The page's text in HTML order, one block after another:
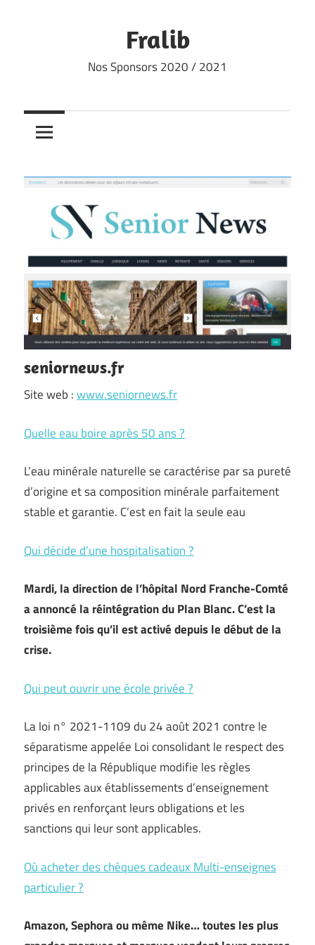
Fralib
Nos Sponsors 2020 / 2021
seniornews.fr
Site web :www.seniornews.fr
Quelle eau boire après 50 ans ?
L’eau minérale naturelle se caractérise par sa pureté
d’origine et sa composition minérale parfaitement
stable et garantie. C’est en fait la seule eau
Qui décide d’une hospitalisation ?
Mardi, la direction de l’hôpital Nord Franche-Comté
a annoncé la réintégration du Plan Blanc. C’est la
troisième fois qu’il est activé depuis le début de la
crise.
Qui peut ouvrir une école privée ?
La loi n° 2021-1109 du 24 août 2021 contre le
séparatisme appelée Loi consolidant le respect des
principes de la République modifie les règles
applicables aux établissements d’enseignement
privés en renforçant leurs obligations et les
sanctions qui leur sont applicables.
Où acheter des chèques cadeaux Multi-enseignes
particulier ?
Amazon, Sephora ou même Nike… toutes les plus